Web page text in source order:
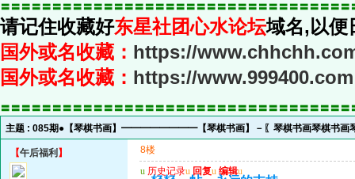
〓〓〓〓〓〓〓〓〓〓〓〓〓〓〓〓〓〓〓〓〓〓〓〓〓〓〓〓〓〓〓〓〓〓
请记住收藏好东星社团心水论坛域名,以便
国外或名收藏： https://
国外或名收藏： https://www.999400.com
〓〓〓〓〓〓〓〓〓〓〓〓〓〓〓〓〓〓〓〓〓〓〓〓〓〓〓〓〓〓〓〓〓〓
主题 : 085期●【琴棋书画】━━━━━━━━【琴棋书画】－〖琴棋书画琴棋书
【午后福利 】
8楼
u 历史记录u 回复u 编辑u